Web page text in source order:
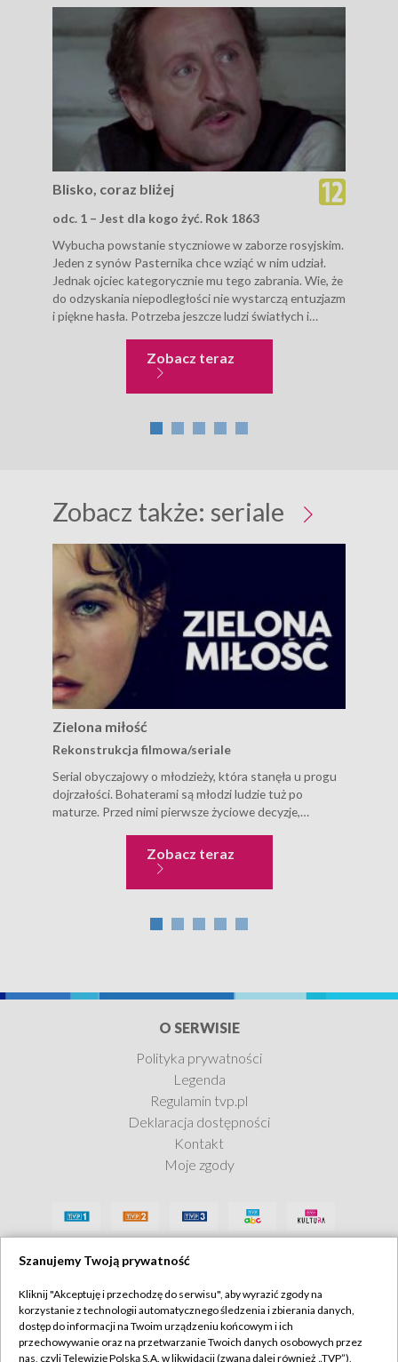
Blisko, coraz bliżej
odc. 1 – Jest dla kogo żyć. Rok 1863
Wybucha powstanie styczniowe w zaborze rosyjskim.
Jeden z synów Pasternika chce wziąć w nim udział.
Jednak ojciec kategorycznie mu tego zabrania. Wie, że
do odzyskania niepodległości nie wystarczą entuzjazm
i piękne hasła. Potrzeba jeszcze ludzi światłych i
Zobacz terazBlisko, coraz bliżej
Zobacz także: seriale
Zielona miłość
Rekonstrukcja filmowa/seriale
Serial obyczajowy o młodzieży, która stanęła u progu
dojrzałości. Bohaterami są młodzi ludzie tuż po
maturze. Przed nimi pierwsze życiowe decyzje,
rozczarowania i dramaty. Kraj pochodzenia, rok
produkcji: Polska, 1978 Reżyseria: Stanisław Jędryka
Zobacz terazZielona miłość
O SERWISIE
Polityka prywatności
Legenda
Regulamin tvp.pl
Deklaracja dostępności
Kontakt
Moje zgody
Szanujemy Twoją prywatność
Kliknij "Akceptuję i przechodzę do serwisu", aby wyrazić zgody na
korzystanie z technologii automatycznego śledzenia i zbierania danych,
dostęp do informacji na Twoim urządzeniu końcowym i ich
przechowywanie oraz na przetwarzanie Twoich danych osobowych przez
nas, czyli Telewizję Polską S.A. w likwidacji (zwaną dalej również „TVP”),